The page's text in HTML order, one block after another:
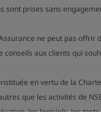
sont prises sans
ne peut pas
conseils aux clients qui
en vertu de la
que les activités de
les logiciels, les